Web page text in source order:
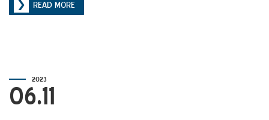
READ MORE
2023
06.11